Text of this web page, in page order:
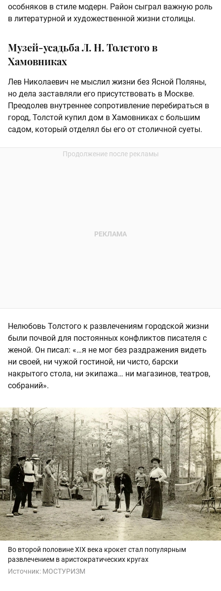
особняков в стиле модерн. Район сыграл важную роль
в литературной и художественной жизни столицы.
Музей-усадьба Л. Н. Толстого в
Хамовниках
Лев Николаевич не мыслил жизни без Ясной Поляны,
но дела заставляли его присутствовать в Москве.
Преодолев внутреннее сопротивление перебираться в
город, Толстой купил дом в Хамовниках с большим
садом, который отделял бы его от столичной суеты.
Нелюбовь Толстого к развлечениям городской жизни
были почвой для постоянных конфликтов писателя с
женой. Он писал: «…я не мог без раздражения видеть
ни своей, ни чужой гостиной, ни чисто, барски
накрытого стола, ни экипажа… ни магазинов, театров,
собраний».
Во второй половине XIX века крокет стал популярным
развлечением в аристократических кругах
Источник: МОСТУРИЗМ